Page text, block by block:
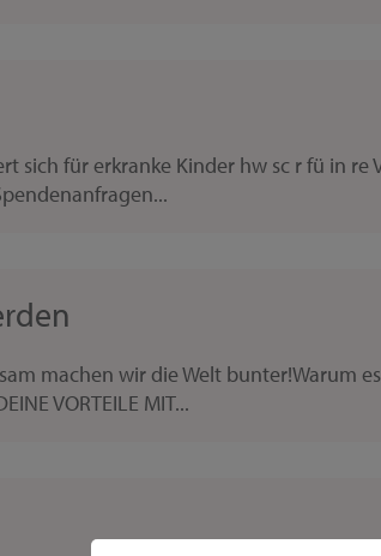
sich für erkranke Kinder hw sc r fü in
machen wir die Welt
VORTEILE MIT...